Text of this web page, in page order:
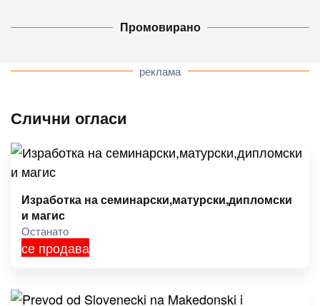
Промовирано
реклама
Слични огласи
Изработка на семинарски,матурски,дипломски
и магис
Останато
се продава